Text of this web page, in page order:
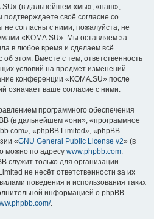
(в дальнейшем «мы», «наш»,
своё согласие со
согласны с ними, пожалуйста, не
«KOMA.SU». Мы оставляем за
в любое время и сделаем всё
этом. Вместе с тем, ответственность
условий на предмет изменений
конференции «KOMA.SU» после
означает ваше согласие с ними.
программного обеспечения
(в дальнейшем «они», «программное
«phpBB Limited», «phpBB
«GNU General Public License v2» (в
можно по адресу www.phpbb.com.
служит только для организации
не несёт ответственности за их
поведения и использования таких
информацией о phpBB
.